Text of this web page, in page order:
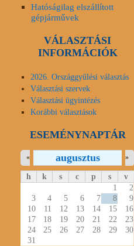
Hatóságilag elszállított
gépjárművek
VÁLASZTÁSI
INFORMÁCIÓK
2026. Országgyűlési választás
Választási szervek
Választási ügyintézés
Korábbi választások
ESEMÉNYNAPTÁR
augusztus
« »
h k s c p s
v
1
2
3
4 5 6 7 8
9
10
11 12 13 14 15
16
17
18 19 20 21 22
23
24
25 26 27 28 29
30
31